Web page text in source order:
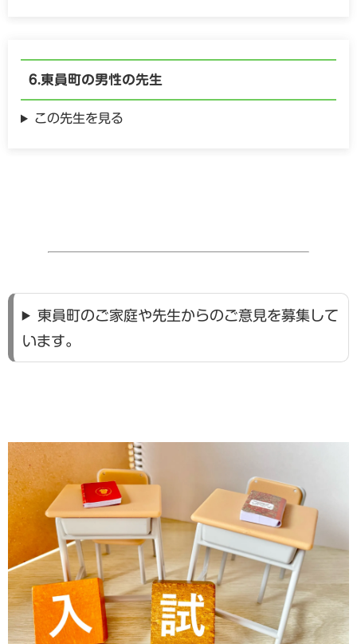
東員町の男性の先生
この先生を見る
東員町のご家庭や先生からのご意見を募集して
います。